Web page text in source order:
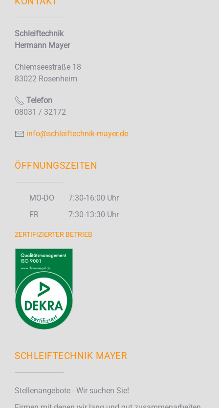
Schleiftechnik
Hermann Mayer
Chiemseestraße 18
83022 Rosenheim
Telefon
08031 / 32172
info@schleiftechnik-mayer.de
ÖFFNUNGSZEITEN
MO-DO
7:30-16:00 Uhr
FR
7:30-13:30 Uhr
ZERTIFIZIERTER BETRIEB
SCHLEIFTECHNIK MAYER
Stellenangebote - Wir suchen Sie!